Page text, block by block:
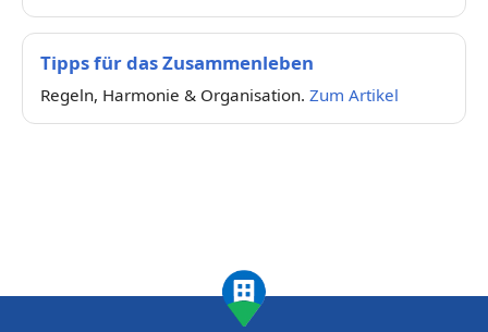
Tipps für das Zusammenleben
Regeln, Harmonie & Organisation. Zum Artikel